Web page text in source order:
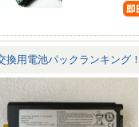
換用電池パックランキング！